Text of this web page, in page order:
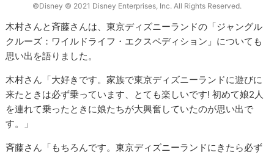
©Disney © 2021 Disney Enterprises, Inc. All Rights Reserved.
木村さんと斉藤さんは、東京ディズニーランドの「ジャングル
クルーズ：ワイルドライフ・エクスペディション」についても
思い出を語りました。
木村さん「大好きです。家族で東京ディズニーランドに遊びに
来たときは必ず乗っています、とても楽しいです! 初めて娘2人
を連れて乗ったときに娘たちが大興奮していたのが思い出で
す。」
斉藤さん「もちろんです。東京ディズニーランドにきたら必ず